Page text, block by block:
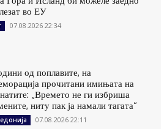
во ЕУ
07.08.2026 22:34
од поплавите, на
прочитани имињата на
„Времето не ги избриша
ниту пак ја намали тагата“
07.08.2026 22:11